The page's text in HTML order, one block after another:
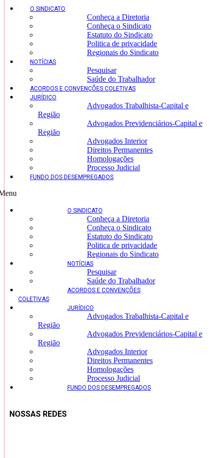
O SINDICATO
Conheça a Diretoria
Conheça o Sindicato
Estatuto do Sindicato
Politica de privacidade
Regionais do Sindicato
NOTÍCIAS
Pesquisar
Saúde do Trabalhador
ACORDOS E CONVENÇÕES COLETIVAS
JURÍDICO
Advogados Trabalhista-Capital e
Região
Advogados Previdenciários-Capital e
Região
Advogados Interior
Direitos Permanentes
Homologações
Processo Judicial
FUNDO DOS DESEMPREGADOS
O SINDICATO
Conheça a Diretoria
Conheça o Sindicato
Estatuto do Sindicato
Politica de privacidade
Regionais do Sindicato
NOTÍCIAS
Pesquisar
Saúde do Trabalhador
ACORDOS E CONVENÇÕES
COLETIVAS
JURÍDICO
Advogados Trabalhista-Capital e
Região
Advogados Previdenciários-Capital e
Região
Advogados Interior
Direitos Permanentes
Homologações
Processo Judicial
FUNDO DOS DESEMPREGADOS
NOSSAS REDES